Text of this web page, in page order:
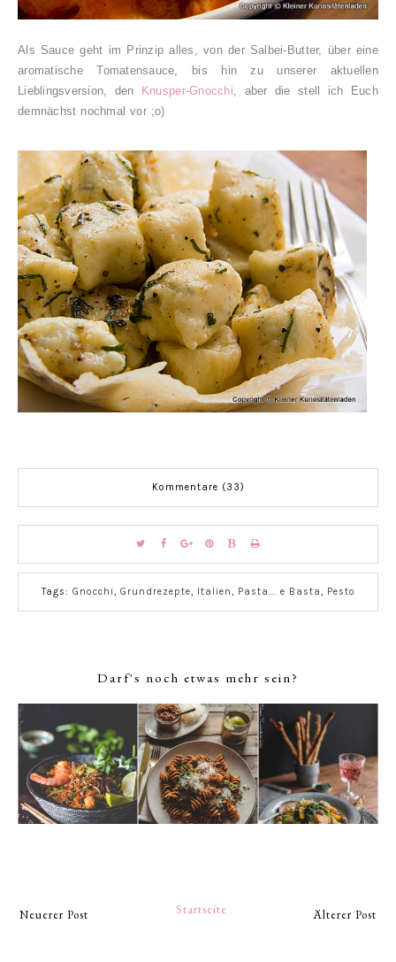
Als Sauce geht im Prinzip alles, von der Salbei-Butter, über eine
aromatische Tomatensauce, bis hin zu unserer aktuellen
Lieblingsversion, den Knusper-Gnocchi , aber die stell ich Euch
demnächst nochmal vor ;o)
Kommentare (33)
Tags: Gnocchi, Grundrezepte, Italien, Pasta... e Basta, Pesto
Darf's noch etwas mehr sein?
Neuerer Post Älterer Post
Startseite